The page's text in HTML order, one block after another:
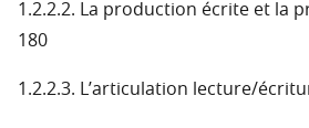
1.2.2.2. La production écrite et la
180
1.2.2.3. L’articulation lecture/